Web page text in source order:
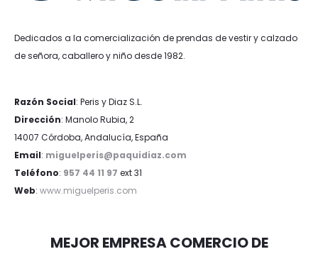
Dedicados a la comercialización de prendas de vestir y calzado
de señora, caballero y niño desde 1982.
Razón Social: Peris y Diaz S.L.
Dirección: Manolo Rubia, 2
14007 Córdoba, Andalucía, España
Email: miguelperis@paquidiaz.com
Teléfono: 957 44 11 97 ext 31
Web: www.miguelperis.com
MEJOR EMPRESA COMERCIO DE